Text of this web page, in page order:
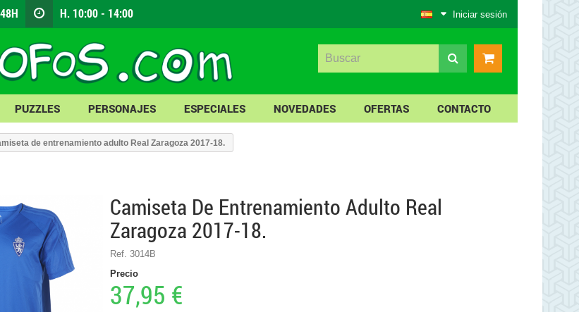
Iniciar sesión
H. 10:00 - 14:00
PUZZLES PERSONAJES ESPECIALES NOVEDADES OFERTAS CONTACTO
de entrenamiento adulto Real Zaragoza 2017-18.
Camiseta De Entrenamiento Adulto Real
Zaragoza 2017-18.
Ref. 3014B
Precio
37,95 €